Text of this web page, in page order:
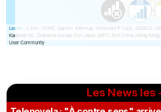
Les News les